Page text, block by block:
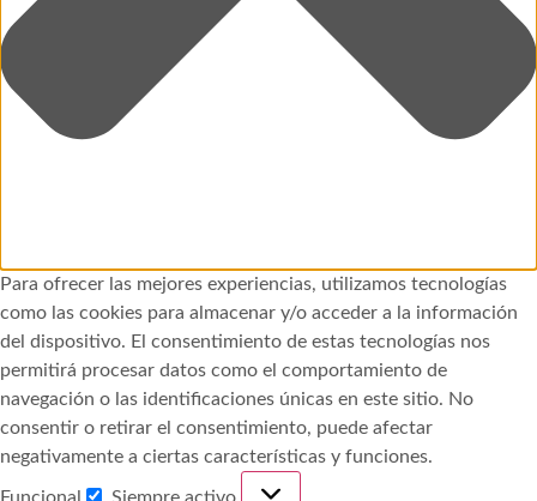
Para ofrecer las mejores experiencias, utilizamos tecnologías
como las cookies para almacenar y/o acceder a la información
del dispositivo. El consentimiento de estas tecnologías nos
permitirá procesar datos como el comportamiento de
navegación o las identificaciones únicas en este sitio. No
consentir o retirar el consentimiento, puede afectar
negativamente a ciertas características y funciones.
Funcional Siempre activo